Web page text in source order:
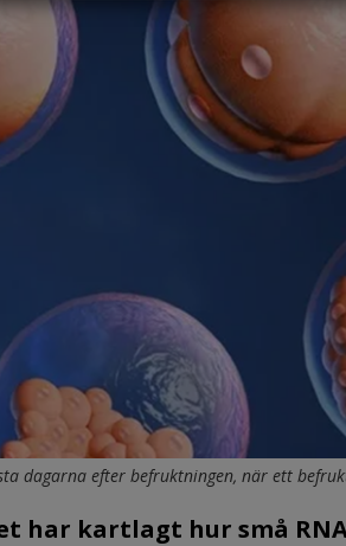
dagarna efter befruktningen, när ett
har kartlagt hur små